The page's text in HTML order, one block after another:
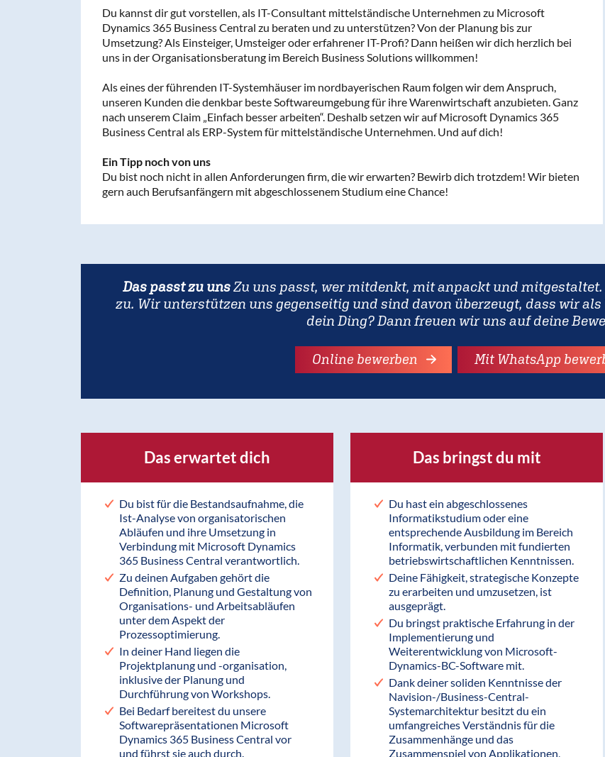
Du kannst dir gut vorstellen, als IT-Consultant mittelständische Unternehmen zu Microsoft
Dynamics 365 Business Central zu beraten und zu unterstützen? Von der Planung bis zur
Umsetzung? Als Einsteiger, Umsteiger oder erfahrener IT-Profi? Dann heißen wir dich herzlich bei
uns in der Organisationsberatung im Bereich Business Solutions willkommen!
Als eines der führenden IT-Systemhäuser im nordbayerischen Raum folgen wir dem Anspruch,
unseren Kunden die denkbar beste Softwareumgebung für ihre Warenwirtschaft anzubieten. Ganz
nach unserem Claim „Einfach besser arbeiten“. Deshalb setzen wir auf Microsoft Dynamics 365
Business Central als ERP-System für mittelständische Unternehmen. Und auf dich!
Ein Tipp noch von uns
Du bist noch nicht in allen Anforderungen firm, die wir erwarten? Bewirb dich trotzdem! Wir bieten
gern auch Berufsanfängern mit abgeschlossenem Studium eine Chance!
Das passt zu unsZu uns passt, wer mitdenkt, mit anpackt und
zu. Wir unterstützen uns gegenseitig und sind davon überzeugt, dass wir
dein Ding? Dann freuen wir uns auf deine
Online bewerben Mit WhatsApp
Das erwartet dich
Du bist für die Bestandsaufnahme, die
Ist-Analyse von organisatorischen
Abläufen und ihre Umsetzung in
Verbindung mit Microsoft Dynamics
365 Business Central verantwortlich.
Zu deinen Aufgaben gehört die
Definition, Planung und Gestaltung von
Organisations- und Arbeitsabläufen
unter dem Aspekt der
Prozessoptimierung.
In deiner Hand liegen die
Projektplanung und -organisation,
inklusive der Planung und
Durchführung von Workshops.
Bei Bedarf bereitest du unsere
Softwarepräsentationen Microsoft
Dynamics 365 Business Central vor
und führst sie auch durch.
Das bringst du mit
Du hast ein abgeschlossenes
Informatikstudium oder eine
entsprechende Ausbildung im Bereich
Informatik, verbunden mit fundierten
betriebswirtschaftlichen Kenntnissen.
Deine Fähigkeit, strategische Konzepte
zu erarbeiten und umzusetzen, ist
ausgeprägt.
Du bringst praktische Erfahrung in der
Implementierung und
Weiterentwicklung von Microsoft-
Dynamics-BC-Software mit.
Dank deiner soliden Kenntnisse der
Navision-/Business-Central-
Systemarchitektur besitzt du ein
umfangreiches Verständnis für die
Zusammenhänge und das
Zusammenspiel von Applikationen,